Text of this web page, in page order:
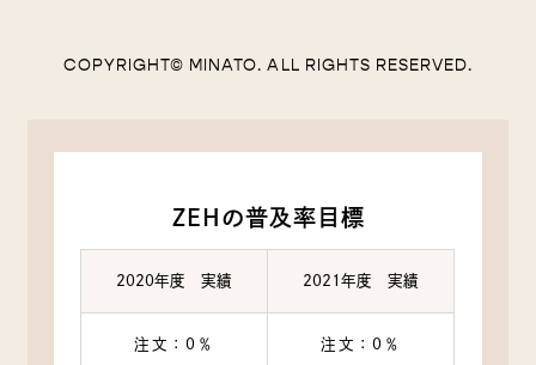
COPYRIGHT© MINATO. ALL RIGHTS RESERVED.
ZEHの普及率目標
2020年度 実績 2021年度 実績
注文：0％ 注文：0％